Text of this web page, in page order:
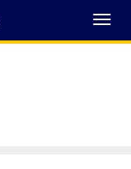
Abrir
Menu